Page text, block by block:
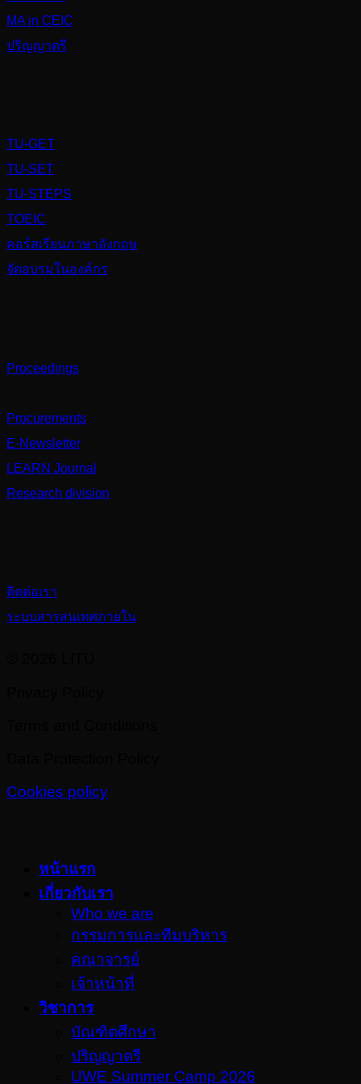
MA in CEIC
ปริญญาตรี
TU-GET
TU-SET
TU-STEPS
TOEIC
คอร์สเรียนภาษาอังกฤษ
จัดอบรมในองค์กร
Proceedings
Procurements
E-Newsletter
LEARN Journal
Research division
ติดต่อเรา
ระบบสารสนเทศภายใน
Cookies policy
หน้าแรก
เกี่ยวกับเรา
Who we are
กรรมการและทีมบริหาร
คณาจารย์
เจ้าหน้าที่
วิชาการ
บัณฑิตศึกษา
ปริญญาตรี
UWE Summer Camp 2026